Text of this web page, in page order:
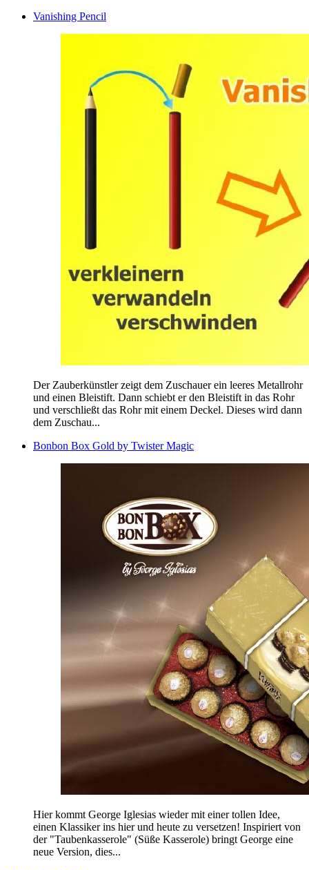
Vanishing Pencil
Der Zauberkünstler zeigt dem Zuschauer ein leeres Metallrohr
und einen Bleistift. Dann schiebt er den Bleistift in das Rohr
und verschließt das Rohr mit einem Deckel. Dieses wird dann
dem Zuschau...
Bonbon Box Gold by Twister Magic
Hier kommt George Iglesias wieder mit einer tollen Idee,
einen Klassiker ins hier und heute zu versetzen! Inspiriert von
der "Taubenkasserole" (Süße Kasserole) bringt George eine
neue Version, dies...